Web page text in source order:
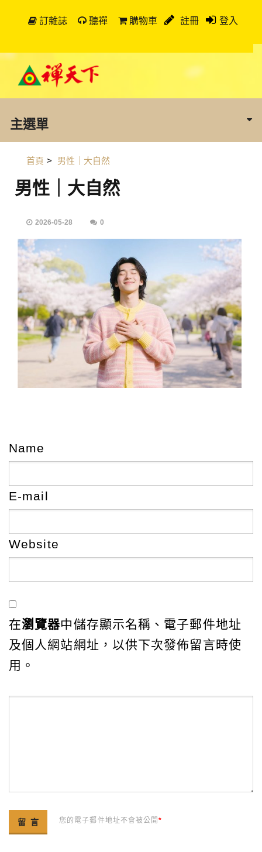
訂雜誌 聽禪 購物車 註冊 登入
主選單
首頁 > 男性｜大自然
男性｜大自然
2026-05-28 0
Name
E-mail
Website
在瀏覽器中儲存顯示名稱、電子郵件地址
及個人網站網址，以供下次發佈留言時使
用。
您的電子郵件地址不會被公開*